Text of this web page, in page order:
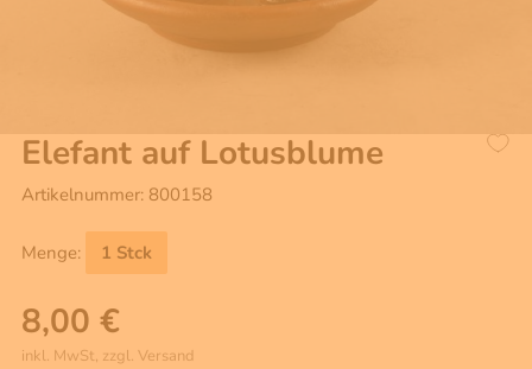
Elefant auf Lotusblume
Artikelnummer: 800158
Menge: 1 Stck
8,00 €
inkl. MwSt, zzgl. Versand